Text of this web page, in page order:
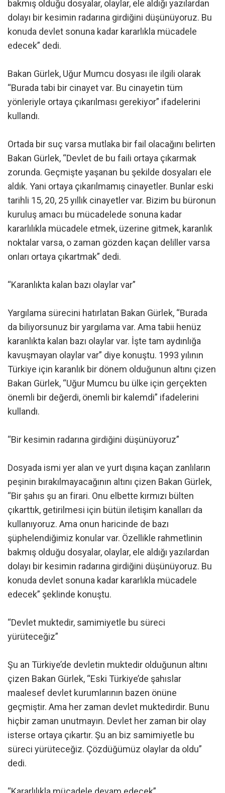
bakmış olduğu dosyalar, olaylar, ele aldığı yazılardan
dolayı bir kesimin radarına girdiğini düşünüyoruz. Bu
konuda devlet sonuna kadar kararlıkla mücadele
edecek” dedi.
Bakan Gürlek, Uğur Mumcu dosyası ile ilgili olarak
“Burada tabi bir cinayet var. Bu cinayetin tüm
yönleriyle ortaya çıkarılması gerekiyor” ifadelerini
kullandı.
Ortada bir suç varsa mutlaka bir fail olacağını belirten
Bakan Gürlek, “Devlet de bu faili ortaya çıkarmak
zorunda. Geçmişte yaşanan bu şekilde dosyaları ele
aldık. Yani ortaya çıkarılmamış cinayetler. Bunlar eski
tarihli 15, 20, 25 yıllık cinayetler var. Bizim bu büronun
kuruluş amacı bu mücadelede sonuna kadar
kararlılıkla mücadele etmek, üzerine gitmek, karanlık
noktalar varsa, o zaman gözden kaçan deliller varsa
onları ortaya çıkartmak” dedi.
“Karanlıkta kalan bazı olaylar var”
Yargılama sürecini hatırlatan Bakan Gürlek, “Burada
da biliyorsunuz bir yargılama var. Ama tabii henüz
karanlıkta kalan bazı olaylar var. İşte tam aydınlığa
kavuşmayan olaylar var” diye konuştu. 1993 yılının
Türkiye için karanlık bir dönem olduğunun altını çizen
Bakan Gürlek, “Uğur Mumcu bu ülke için gerçekten
önemli bir değerdi, önemli bir kalemdi” ifadelerini
kullandı.
“Bir kesimin radarına girdiğini düşünüyoruz”
Dosyada ismi yer alan ve yurt dışına kaçan zanlıların
peşinin bırakılmayacağının altını çizen Bakan Gürlek,
“Bir şahıs şu an firari. Onu elbette kırmızı bülten
çıkarttık, getirilmesi için bütün iletişim kanalları da
kullanıyoruz. Ama onun haricinde de bazı
şüphelendiğimiz konular var. Özellikle rahmetlinin
bakmış olduğu dosyalar, olaylar, ele aldığı yazılardan
dolayı bir kesimin radarına girdiğini düşünüyoruz. Bu
konuda devlet sonuna kadar kararlıkla mücadele
edecek” şeklinde konuştu.
“Devlet muktedir, samimiyetle bu süreci
yürüteceğiz”
Şu an Türkiye’de devletin muktedir olduğunun altını
çizen Bakan Gürlek, “Eski Türkiye’de şahıslar
maalesef devlet kurumlarının bazen önüne
geçmiştir. Ama her zaman devlet muktedirdir. Bunu
hiçbir zaman unutmayın. Devlet her zaman bir olay
isterse ortaya çıkartır. Şu an biz samimiyetle bu
süreci yürüteceğiz. Çözdüğümüz olaylar da oldu”
dedi.